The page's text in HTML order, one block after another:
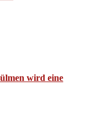
wird eine